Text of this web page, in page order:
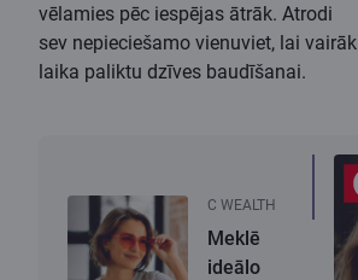
vēlamies pēc iespējas ātrāk. Atrodi
sev nepieciešamo vienuviet, lai vairāk
laika paliktu dzīves baudīšanai.
C WEALTH
Meklē
ideālo